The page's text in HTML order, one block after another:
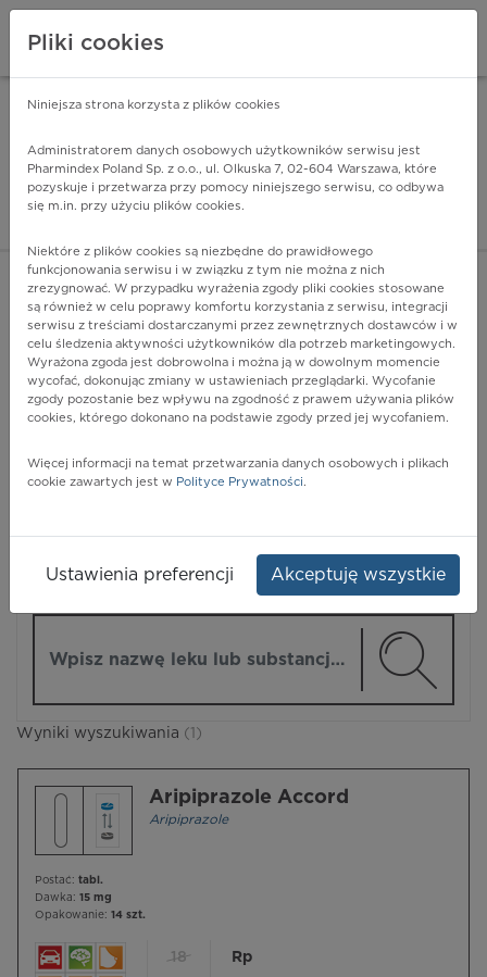
Pharmindex - lider
ZALOGUJ SIĘ
POKAŻ FILTRY
Pharmindex
Wyniki wyszukiwania (1)
Aripiprazole Accord
Aripiprazole
Postać: tabl.
Dawka: 15 mg
Opakowanie: 14 szt.
18
Rp
Pliki cookies
Niniejsza strona korzysta z plików cookies
Administratorem danych osobowych użytkowników serwisu jest
Pharmindex Poland Sp. z o.o., ul. Olkuska 7, 02-604 Warszawa, które
pozyskuje i przetwarza przy pomocy niniejszego serwisu, co odbywa
się m.in. przy użyciu plików cookies.
Niektóre z plików cookies są niezbędne do prawidłowego
funkcjonowania serwisu i w związku z tym nie można z nich
zrezygnować. W przypadku wyrażenia zgody pliki cookies stosowane
są również w celu poprawy komfortu korzystania z serwisu, integracji
serwisu z treściami dostarczanymi przez zewnętrznych dostawców i w
celu śledzenia aktywności użytkowników dla potrzeb marketingowych.
Wyrażona zgoda jest dobrowolna i można ją w dowolnym momencie
wycofać, dokonując zmiany w ustawieniach przeglądarki. Wycofanie
zgody pozostanie bez wpływu na zgodność z prawem używania plików
cookies, którego dokonano na podstawie zgody przed jej wycofaniem.
Więcej informacji na temat przetwarzania danych osobowych i plikach
cookie zawartych jest w Polityce Prywatności.
Ustawienia preferencji Akceptuję wszystkie
ZA DARMO - w Google Play INSTALUJ